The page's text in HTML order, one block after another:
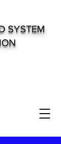
SYSTEM